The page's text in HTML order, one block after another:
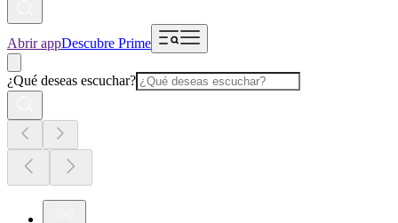
Abrir appDescubre Prime
¿Qué deseas escuchar?